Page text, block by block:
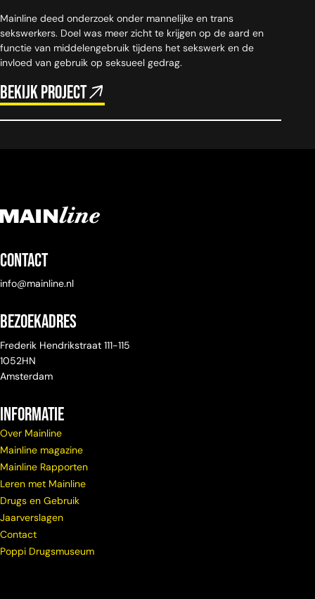
Mainline deed onderzoek onder mannelijke en trans
sekswerkers. Doel was meer zicht te krijgen op de aard en
functie van middelengebruik tijdens het sekswerk en de
invloed van gebruik op seksueel gedrag.
Bekijk project
Contact
info@mainline.nl
Bezoekadres
Frederik Hendrikstraat 111-115
1052HN
Amsterdam
Informatie
Over Mainline
Mainline magazine
Mainline Rapporten
Leren met Mainline
Drugs en Gebruik
Jaarverslagen
Contact
Poppi Drugsmuseum